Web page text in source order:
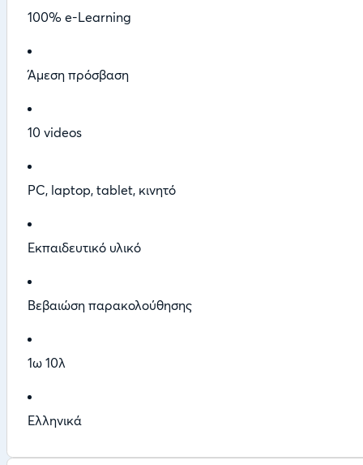
100% e-Learning
Άμεση πρόσβαση
10 videos
PC, laptop, tablet, κινητό
Εκπαιδευτικό υλικό
Βεβαιώση παρακολούθησης
1ω 10λ
Ελληνικά